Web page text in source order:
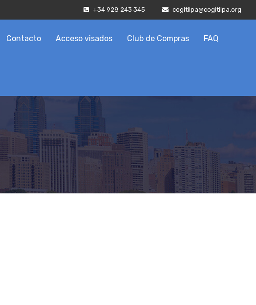
+34 928 243 345 cogitilpa@cogitilpa.org
Contacto Acceso visados Club de Compras FAQ